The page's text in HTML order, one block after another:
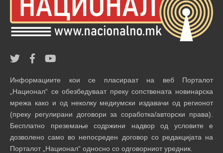
Информациите кои се пласираат на веб Порталот
„Национал“ се обезбедуваат преку сопствената новинарска
мрежа како и од неколку медиумски издавачи од регионот
(преку регулирани договори за соработка/авторски права).
Бесплатно преземање содржини надвор од условите е
дозволено само во непосреден договор со редакцијата на
Порталот „Национал“ односно со одговорниот уредник.